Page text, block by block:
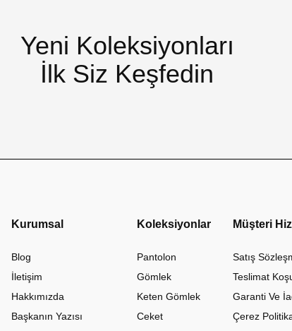
Yeni Koleksiyonları
İlk Siz Keşfedin
Kurumsal
Blog
İletişim
Hakkımızda
Başkanın Yazısı
Koleksiyonlar
Pantolon
Gömlek
Keten Gömlek
Ceket
Müşteri
Satış
Teslimat
Garanti Ve
Çerez